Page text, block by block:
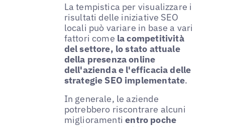
La tempistica per visualizzare i
risultati delle iniziative SEO
locali può variare in base a vari
fattori come la competitività
del settore, lo stato attuale
della presenza online
dell'azienda e l'efficacia delle
strategie SEO implementate.
In generale, le aziende
potrebbero riscontrare alcuni
miglioramentientro poche